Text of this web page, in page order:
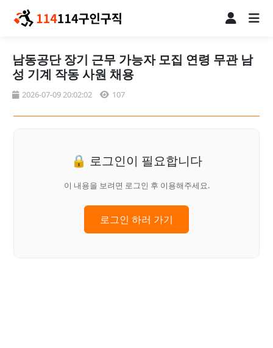
남동공단 장기 근무 가능자 모집 연령 무관 남
성 기계 작동 사원 채용
2026-07-09 20:02:02 107
🔒 로그인이 필요합니다
이 내용을 보려면 로그인 후 이용해주세요.
로그인 하러 가기